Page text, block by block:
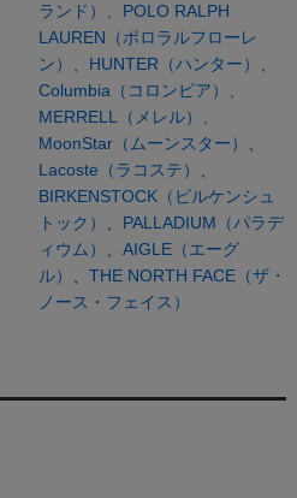
ランド）、 POLO RALPH
LAUREN（ポロラルフローレ
ン）、 HUNTER（ハンター）、
Columbia（コロンビア）、
MERRELL（メレル）、
MoonStar（ムーンスター）
Lacoste（ラコステ）
BIRKENSTOCK（ビルケンシュ
トック）
PALLADIUM（パラデ
ィウム）
AIGLE（エーグ
ル）
THE NORTH FACE（ザ・
ノース・フェイス）